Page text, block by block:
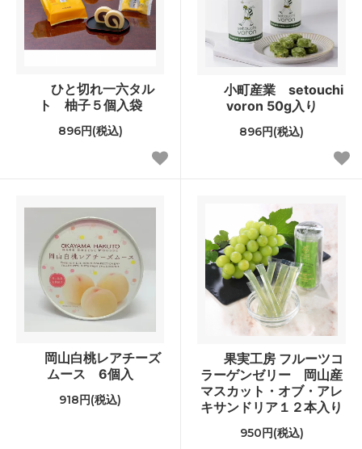
ひと切れ一六タル
ト 柚子５個入袋
896円(税込)
小町産業 setouchi
voron 50g入り
896円(税込)
岡山白桃レアチーズ
ムース 6個入
918円(税込)
果実工房 フルーツコ
ラーゲンゼリー 岡山産
マスカット・オブ・アレ
キサンドリア１２本入り
950円(税込)